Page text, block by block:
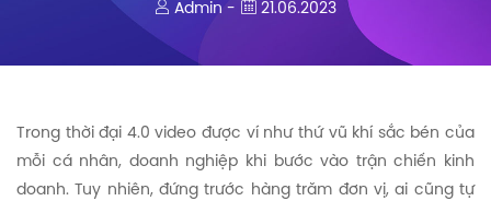
Admin - 21.06.2023
Trong thời đại 4.0 video được ví như thứ vũ khí sắc bén của
mỗi cá nhân, doanh nghiệp khi bước vào trận chiến kinh
doanh. Tuy nhiên, đứng trước hàng trăm đơn vị, ai cũng tự